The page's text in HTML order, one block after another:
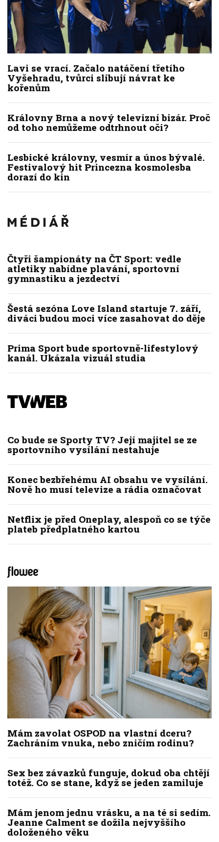
Lavi se vrací. Začalo natáčení třetího
Vyšehradu, tvůrci slibují návrat ke
kořenům
Královny Brna a nový televizní bizár. Proč
od toho nemůžeme odtrhnout oči?
Lesbické královny, vesmír a únos bývalé.
Festivalový hit Princezna kosmolesba
dorazí do kin
Čtyři šampionáty na ČT Sport: vedle
atletiky nabídne plavání, sportovní
gymnastiku a jezdectví
Šestá sezóna Love Island startuje 7. září,
diváci budou moci více zasahovat do děje
Prima Sport bude sportovně-lifestylový
kanál. Ukázala vizuál studia
Co bude se Sporty TV? Její majitel se ze
sportovního vysílání nestahuje
Konec bezbřehému AI obsahu ve vysílání.
Nově ho musí televize a rádia označovat
Netflix je před Oneplay, alespoň co se týče
plateb předplatného kartou
Mám zavolat OSPOD na vlastní dceru?
Zachráním vnuka, nebo zničím rodinu?
Sex bez závazků funguje, dokud oba chtějí
totéž. Co se stane, když se jeden zamiluje
Mám jenom jednu vrásku, a na té si sedím.
Jeanne Calment se dožila nejvyššího
doloženého věku